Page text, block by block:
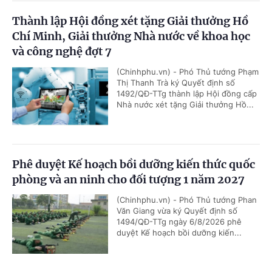
Thành lập Hội đồng xét tặng Giải thưởng Hồ
Chí Minh, Giải thưởng Nhà nước về khoa học
và công nghệ đợt 7
(Chinhphu.vn) - Phó Thủ tướng Phạm
Thị Thanh Trà ký Quyết định số
1492/QĐ-TTg thành lập Hội đồng cấp
Nhà nước xét tặng Giải thưởng Hồ...
Phê duyệt Kế hoạch bồi dưỡng kiến thức quốc
phòng và an ninh cho đối tượng 1 năm 2027
(Chinhphu.vn) - Phó Thủ tướng Phan
Văn Giang vừa ký Quyết định số
1494/QĐ-TTg ngày 6/8/2026 phê
duyệt Kế hoạch bồi dưỡng kiến...